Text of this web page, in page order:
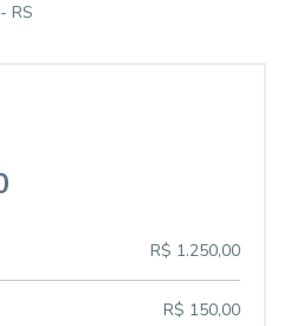
RS
R$ 1.250,00
R$ 150,00